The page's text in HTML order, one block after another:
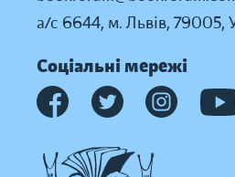
а/с 6644, м. Львів, 79005,
Соціальні мережі